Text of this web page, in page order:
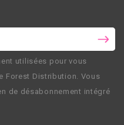
utilisées pour vous
Forest Distribution. Vous
de désabonnement intégré